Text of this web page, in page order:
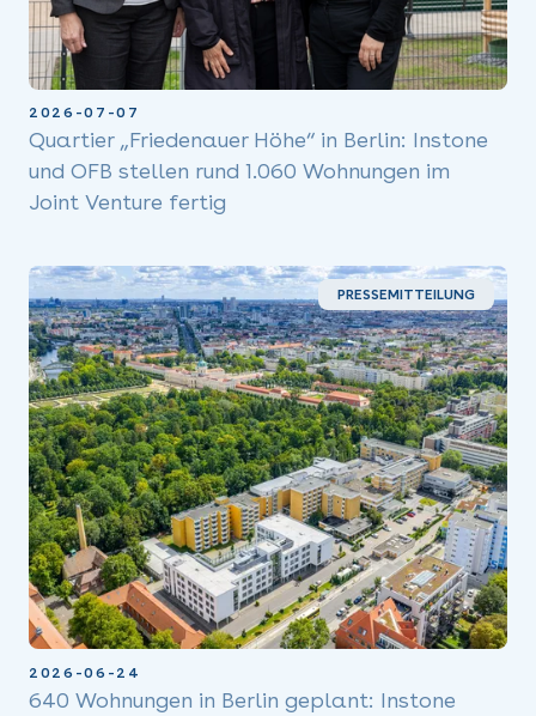
2026-07-07
Quartier „Friedenauer Höhe“ in Berlin: Instone
und OFB stellen rund 1.060 Wohnungen im
Joint Venture fertig
PRESSEMITTEILUNG
2026-06-24
640 Wohnungen in Berlin geplant: Instone